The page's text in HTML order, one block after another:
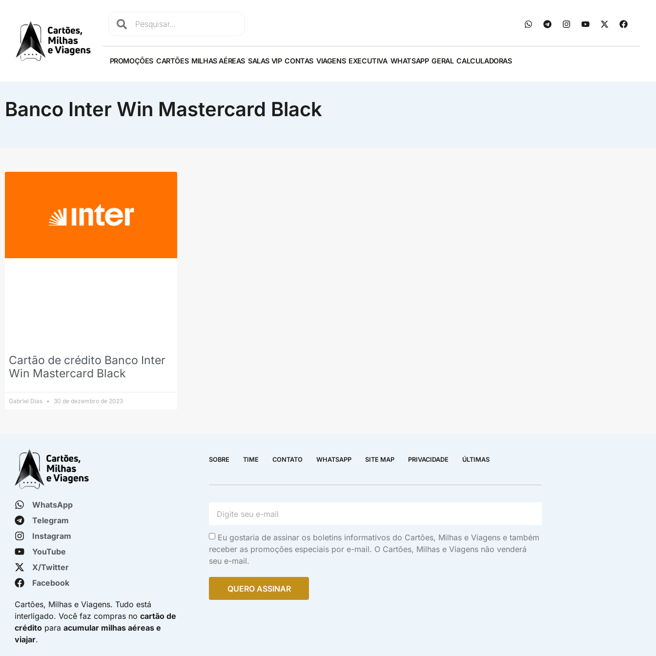
PROMOÇÕES CARTÕES MILHAS AÉREAS SALAS VIP CONTAS VIAGENS EXECUTIVA WHATSAPP GERAL CALCULADORAS
Banco Inter Win Mastercard Black
Cartão de crédito Banco Inter
Win Mastercard Black
Gabriel Dias 30 de dezembro de 2023
WhatsApp
Telegram
Instagram
YouTube
X/Twitter
Facebook
Cartões, Milhas e Viagens. Tudo está
interligado. Você faz compras no cartão de
crédito para acumular milhas aéreas e
viajar.
SOBRE TIME CONTATO WHATSAPP SITE MAP PRIVACIDADE ÚLTIMAS
Eu gostaria de assinar os boletins informativos do Cartões, Milhas e Viagens e também
receber as promoções especiais por e-mail. O Cartões, Milhas e Viagens não venderá
seu e-mail.
QUERO ASSINAR